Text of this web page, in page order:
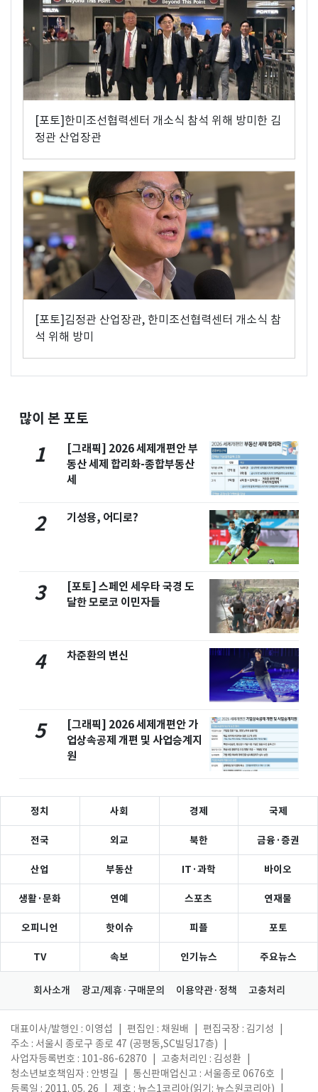
[포토]한미조선협력센터 개소식 참석 위해 방미한 김
정관 산업장관
[포토]김정관 산업장관, 한미조선협력센터 개소식 참
석 위해 방미
많이 본 포토
1
[그래픽] 2026 세제개편안 부
동산 세제 합리화-종합부동산
세
2 기성용, 어디로?
3
[포토] 스페인 세우타 국경 도
달한 모로코 이민자들
4 차준환의 변신
5
[그래픽] 2026 세제개편안 가
업상속공제 개편 및 사업승계지
원
정치 사회 경제 국제
전국 외교 북한 금융·증권
산업 부동산 IT·과학 바이오
생활·문화 연예 스포츠 연재물
오피니언 핫이슈 피플 포토
TV 속보 인기뉴스 주요뉴스
회사소개 광고/제휴·구매문의 이용약관·정책 고충처리
대표이사/발행인 : 이영섭 편집인 : 채원배 편집국장 : 김기성
주소 : 서울시 종로구 종로 47 (공평동,SC빌딩17층)
사업자등록번호 : 101-86-62870
고충처리인 : 김성환
청소년보호책임자 : 안병길
통신판매업신고 : 서울종로 0676호
등록일 : 2011. 05. 26
제호 : 뉴스1코리아(읽기: 뉴스원코리아)